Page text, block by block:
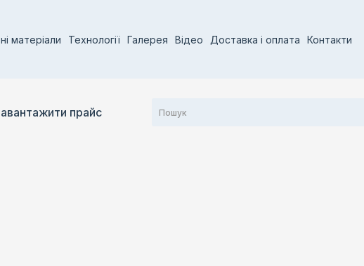
матеріали Технології Галерея Відео Доставка і оплата Контакти
прайс